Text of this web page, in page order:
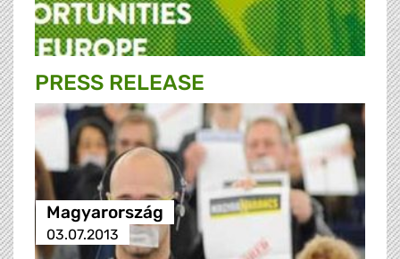
PRESS RELEASE
Magyarország
03.07.2013